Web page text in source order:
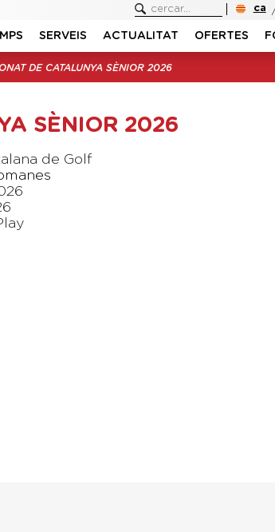
ca
SERVEIS ACTUALITAT OFERTES
DE CATALUNYA SÈNIOR 2026
SÈNIOR 2026
de Golf